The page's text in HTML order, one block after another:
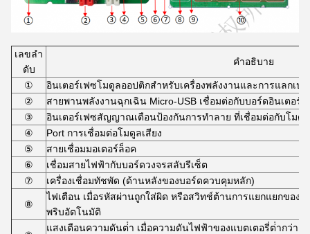
เลขลํา
ดับ
คําอธิบาย
①
อินเตอร์เฟซโมดูลออปติกสําหรับเครื่องพลังงานและการแลกเ
②
สายพานพลังงานฉุกเฉิน Micro-USB เชื่อมต่อกับบอร์ดอินเตอร์
③
อินเตอร์เฟซสัญญาณเตือนป้องกันการทําลาย ที่เชื่อมต่อกับโม
④
Port การเชื่อมต่อโมดูลเสียง
⑤
สายเชื่อมมอเตอร์ล็อค
⑥
เชื่อมสายไฟฟ้ากับบอร์ดวงจรสลับรีเซ็ต
⑦
เครื่องเชื่อมทัชพัด (ด้านหลังของบอร์ดควบคุมหลัก)
⑧
ไฟเตือน เมื่อรหัสผ่านถูกใส่ผิด หรือสวิทช์ต้านการแยกแยกของ
พริบอัตโนมัติ
แสงเตือนความดันต่ํา เมื่อความดันไฟฟ้าของแบตเตอรี่ต่ํากว่า